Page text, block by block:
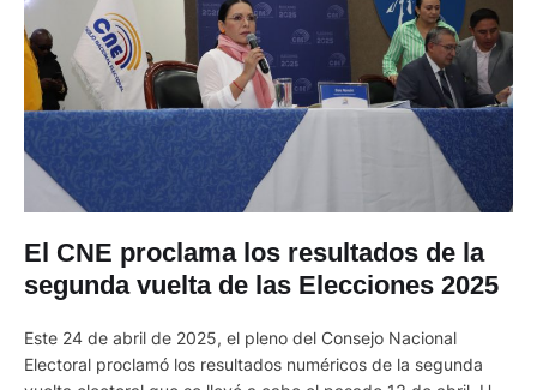
segunda vuelta de las Elecciones 2025
Electoral proclamó los resultados numéricos de la segunda
vuelta electoral que se llevó a cabo el pasado 13 de abril. Una